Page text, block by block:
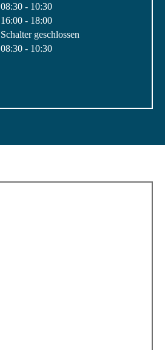
08:30 - 10:30
16:00 - 18:00
Schalter geschlossen
08:30 - 10:30